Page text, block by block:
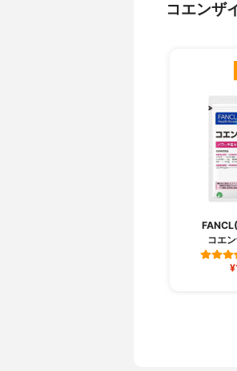
コエンザ
コエ